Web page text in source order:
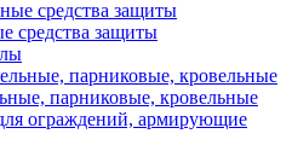
средства защиты
парниковые, кровельные